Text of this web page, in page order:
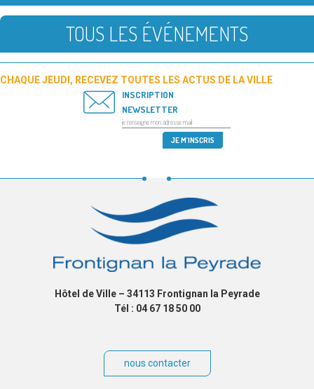
TOUS LES ÉVÉNEMENTS
CHAQUE JEUDI, RECEVEZ TOUTES LES ACTUS DE LA VILLE
INSCRIPTION
NEWSLETTER
Hôtel de Ville – 34113 Frontignan la Peyrade
Tél : 04 67 18 50 00
nous contacter